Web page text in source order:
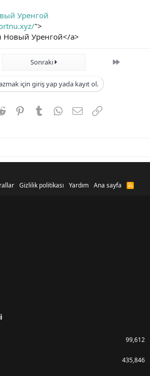
Уренгой
">
Новый Уренгой</a>
Sonraki Son
için giriş yap yada kayıt ol.
Reddit PinterestTumblrWhatsApp
E-postaLink
Gizlilik politikası Yardım Ana sayfa
R
99,612
435,846